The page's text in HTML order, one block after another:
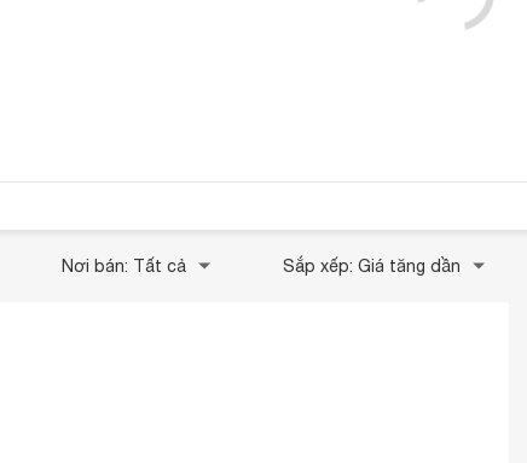
Nơi bán: Tất cả Sắp xếp: Giá tăng dần